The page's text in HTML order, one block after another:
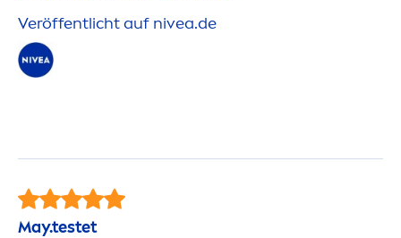
Veröffentlicht auf nivea.de
May.testet